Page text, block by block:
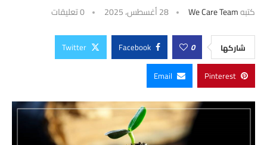
كتبهWe Care Team 28 أغسطس، 2025 0 تعليقات
شاركها 0
Facebook
Twitter
Pinterest
Email